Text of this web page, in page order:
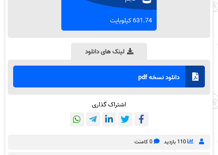
631.74 کیلوبایت
لینک های دانلود
دانلود نسخه pdf
اشتراک گذاری
110 بازدید 0 کامنت